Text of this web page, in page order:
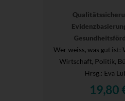
Wer weiss, was gut ist:
Wirtschaft, Politik,
Hrsg.: Eva
19,80